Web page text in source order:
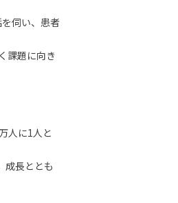
伺い、患者
課題に向き
人に1人と
成長ととも